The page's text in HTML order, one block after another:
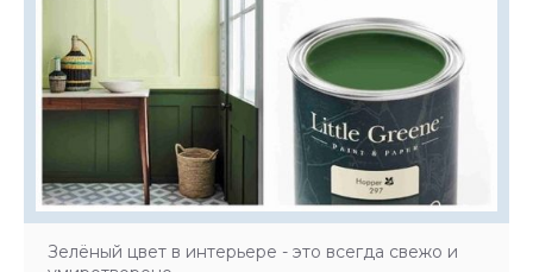
Зелёный цвет в интерьере - это всегда свежо и